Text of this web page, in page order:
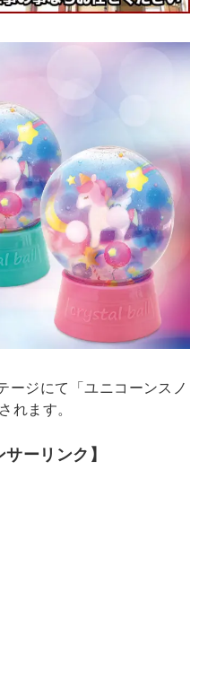
ージにて「ユニコーンスノ
れます。
サーリンク】